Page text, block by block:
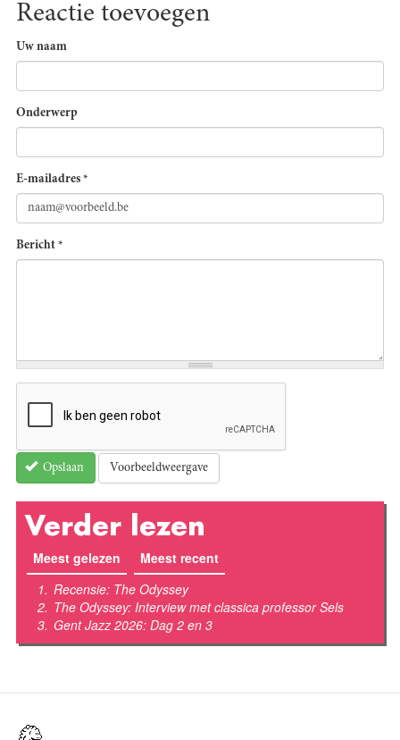
Reactie toevoegen
Uw naam
Onderwerp
E-mailadres *
Bericht *
Opslaan Voorbeeldweergave
Verder lezen
Meest gelezen (actieve tabblad)
Meest recent
Recensie: The Odyssey
The Odyssey: Interview met classica professor Sels
Gent Jazz 2026: Dag 2 en 3